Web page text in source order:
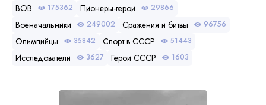
ВОВ 175362 Пионеры-герои 29866
Военачальники 249002 Сражения и битвы 96756
Олимпийцы 35842 Спорт в СССР 51443
Исследователи 3627 Герои СССР 1603